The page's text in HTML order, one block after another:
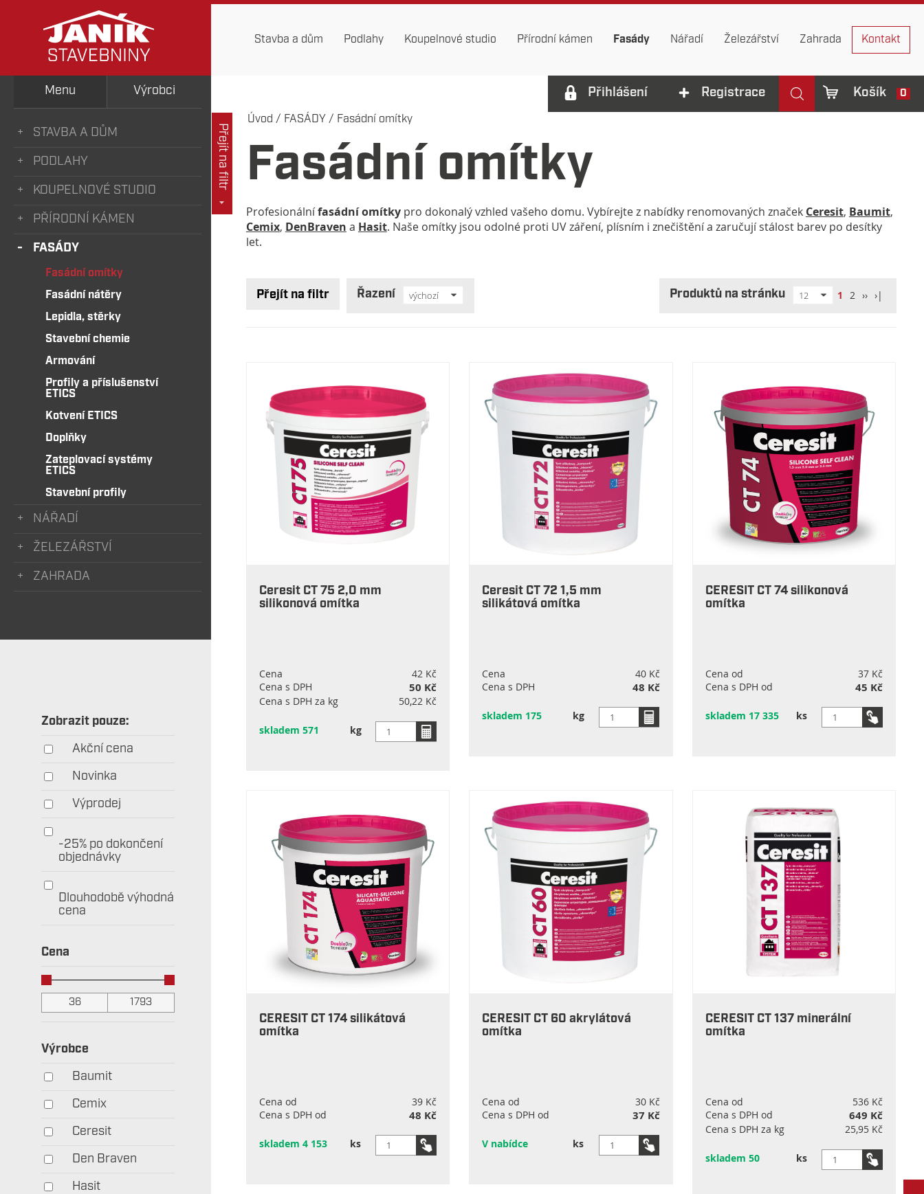
Stavba a dům Podlahy Koupelnové studio Přírodní kámen Fasády Nářadí Železářství Zahrada Kontakt
Přihlášení Registrace Košík 0
Menu Výrobci
STAVBA A DŮM
PODLAHY
KOUPELNOVÉ STUDIO
PŘÍRODNÍ KÁMEN
FASÁDY
Fasádní omítky
Fasádní nátěry
Lepidla, stěrky
Stavební chemie
Armování
Profily a příslušenství
ETICS
Kotvení ETICS
Doplňky
Zateplovací systémy
ETICS
Stavební profily
NÁŘADÍ
ŽELEZÁŘSTVÍ
ZAHRADA
Přejít na filtr
Zobrazit pouze:
Akční cena
Novinka
Výprodej
-25% po dokončení
objednávky
Dlouhodobě výhodná
cena
Cena
Výrobce
Baumit
Cemix
Ceresit
Den Braven
Hasit
Úvod / FASÁDY / Fasádní omítky
Fasádní omítky
Profesionálnífasádní omítkypro dokonalý vzhled vašeho domu. Vybírejte z nabídky renomovaných značek Ceresit, Baumit,
Cemix, DenBraven a Hasit. Naše omítky jsou odolné proti UV záření, plísním i znečištění a zaručují stálost barev po desítky
let.
Přejít na filtr Řazení výchozí Produktů na stránku 12 1 2 ›› ›|
Ceresit CT 75 2,0 mm
silikonová omítka
Cena
42 Kč
Cena s DPH
50 Kč
Cena s DPH za kg 50,22 Kč
skladem 571 kg
Ceresit CT 72 1,5 mm
silikátová omítka
Cena
40 Kč
Cena s DPH
48 Kč
skladem 175 kg
CERESIT CT 74 silikonová
omítka
Cena od
37 Kč
Cena s DPH od
45 Kč
skladem 17 335 ks
CERESIT CT 174 silikátová
omítka
Cena od
39 Kč
Cena s DPH od
48 Kč
skladem 4 153 ks
CERESIT CT 60 akrylátová
omítka
Cena od
30 Kč
Cena s DPH od
37 Kč
V nabídce ks
CERESIT CT 137 minerální
omítka
Cena od
536 Kč
Cena s DPH od
649 Kč
Cena s DPH za kg 25,95 Kč
skladem 50 ks